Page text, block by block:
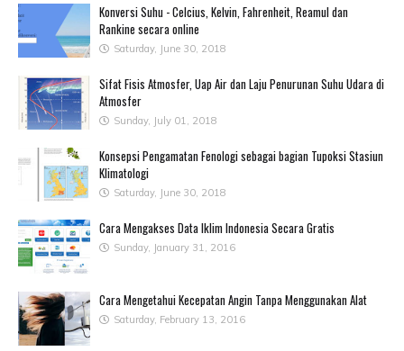
Konversi Suhu - Celcius, Kelvin, Fahrenheit, Reamul dan
Rankine secara online
Saturday, June 30, 2018
Sifat Fisis Atmosfer, Uap Air dan Laju Penurunan Suhu Udara di
Atmosfer
Sunday, July 01, 2018
Konsepsi Pengamatan Fenologi sebagai bagian Tupoksi Stasiun
Klimatologi
Saturday, June 30, 2018
Cara Mengakses Data Iklim Indonesia Secara Gratis
Sunday, January 31, 2016
Cara Mengetahui Kecepatan Angin Tanpa Menggunakan Alat
Saturday, February 13, 2016